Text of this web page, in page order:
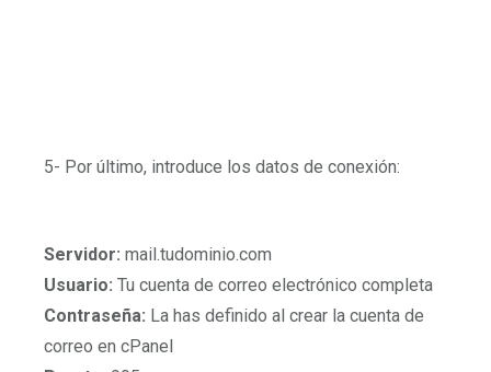
5- Por último, introduce los datos de conexión:
Servidor: mail.tudominio.com
Usuario: Tu cuenta de correo electrónico completa
Contraseña: La has definido al crear la cuenta de
correo en cPanel